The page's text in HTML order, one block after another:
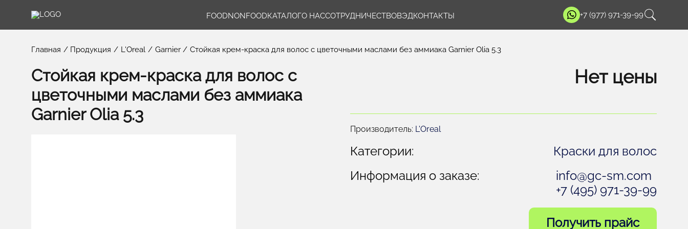
FOODNONFOODКАТАЛОГО НАССОТРУДНИЧЕСТВОВЭДКОНТАКТЫ +7 (977) 971-39-99
Главная Продукция L'Oreal Garnier Стойкая крем-краска для волос с цветочными маслами без аммиака Garnier Olia 5.3
Стойкая крем-краска для волос с
цветочными маслами без аммиака
Garnier Olia 5.3
Нет цены
Производитель: L'Oreal
Категории:
Краски для волос
Информация о заказе:
info@gc-sm.com
+7 (495) 971-39-99
Получить прайс